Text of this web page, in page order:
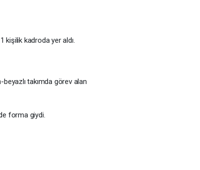
kişilik kadroda yer aldı.
takımda görev alan
forma giydi.